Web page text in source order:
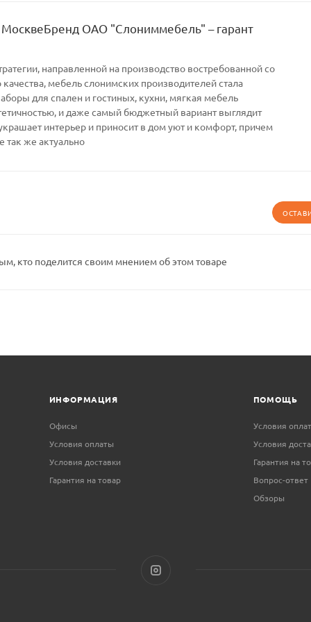
ОАО "Слониммебель" – гарант
направленной на производство востребованной со
мебель слонимских производителей стала
для спален и гостиных, кухни, мягкая мебель
и даже самый бюджетный вариант выглядит
интерьер и приносит в дом уют и комфорт, причем
так же актуально
кто поделится своим мнением об этом товаре
ИНФОРМАЦИЯ
Офисы
Условия оплаты
Условия доставки
Гарантия на товар
ПОМОЩЬ
Условия
Условия
Гарантия на
Вопрос-ответ
Обзоры